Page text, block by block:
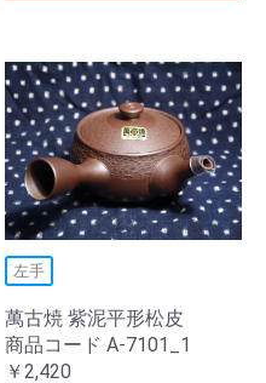
左手
萬古焼 紫泥平形松皮
商品コード A-7101_1
￥2,420